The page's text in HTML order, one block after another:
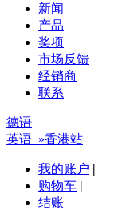
新闻
产品
奖项
市场反馈
经销商
联系
德语
英语 »香港站
我的账户 |
购物车 |
结账